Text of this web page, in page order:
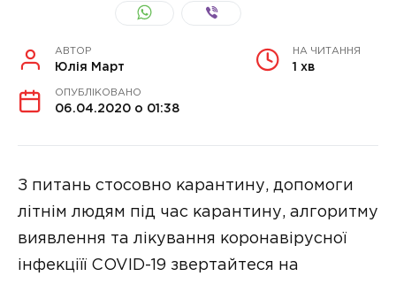
АВТОР
Юлія Март
НА ЧИТАННЯ
1 хв
ОПУБЛІКОВАНО
06.04.2020 о 01:38
З питань стосовно карантину, допомоги
літнім людям під час карантину, алгоритму
виявлення та лікування коронавірусної
інфекціїї COVID-19 звертайтеся на